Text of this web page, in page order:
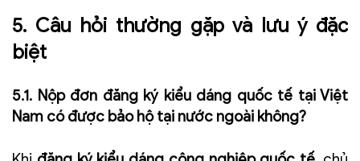
5. Câu hỏi thường gặp và lưu ý đặc
biệt
5.1. Nộp đơn đăng ký kiểu dáng quốc tế tại Việt
Nam có được bảo hộ tại nước ngoài không?